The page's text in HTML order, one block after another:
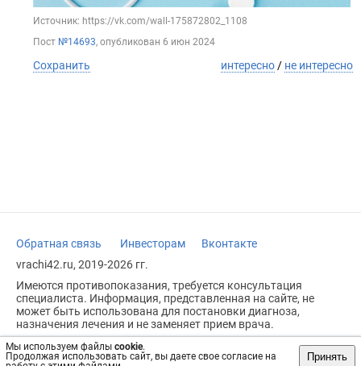
Мы используем файлы cookie.
Продолжая использовать сайт, вы даете свое согласие на
Принять
Источник: https://vk.com/wall-175872802_1108
Пост №14693, опубликован 6 июн 2024
Сохранить интересно / не интересно
Обратная связь Инвесторам
Вконтакте
vrachi42.ru, 2019-2026 гг.
Имеются противопоказания, требуется консультация
специалиста. Информация, представленная на сайте, не
может быть использована для постановки диагноза,
назначения лечения и не заменяет прием врача.
Возрастное ограничение: 18+